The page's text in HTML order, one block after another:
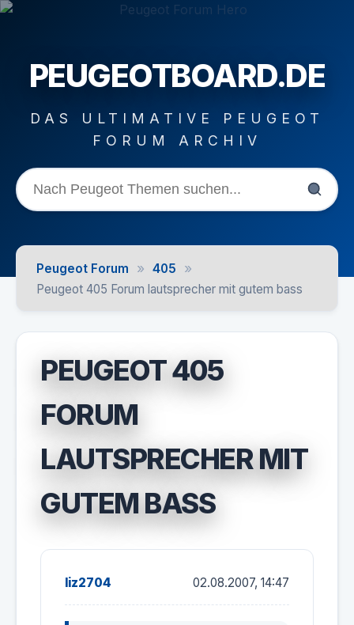
PEUGEOTBOARD.DE
DAS ULTIMATIVE PEUGEOT
FORUM ARCHIV
Peugeot Forum » 405 »
Peugeot 405 Forum lautsprecher mit gutem bass
PEUGEOT 405
FORUM
LAUTSPRECHER MIT
GUTEM BASS
liz2704 02.08.2007, 14:47